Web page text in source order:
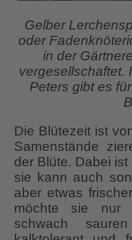
Gelber
oder
in der
vergesellschaftet.
Peters gibt es
Die Blütezeit ist
Samenstände
der Blüte. Dabei
sie kann auch
aber etwas
möchte sie nur
schwach